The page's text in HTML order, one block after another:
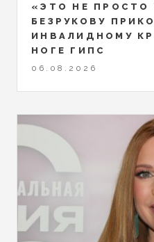
«ЭТО НЕ ПРОСТО
БЕЗРУКОВУ
ИНВАЛИДНОМУ
НОГЕ ГИПС
06.08.2026